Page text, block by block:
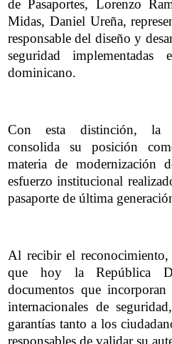
de Pasaportes, Lorenzo
Midas, Daniel Ureña,
responsable del diseño y
seguridad
dominicano.
Con esta distinción, la
consolida su posición
materia de modernización
esfuerzo institucional
pasaporte de última
Al recibir el
que hoy la República
documentos que incorporan
internacionales de
garantías tanto a los
responsables de validar su